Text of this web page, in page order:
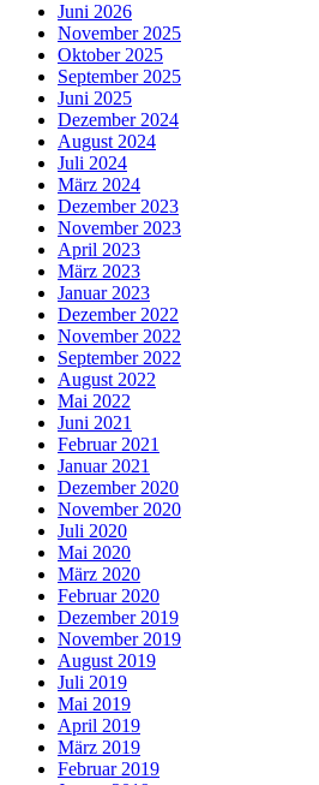
Juni 2026
November 2025
Oktober 2025
September 2025
Juni 2025
Dezember 2024
August 2024
Juli 2024
März 2024
Dezember 2023
November 2023
April 2023
März 2023
Januar 2023
Dezember 2022
November 2022
September 2022
August 2022
Mai 2022
Juni 2021
Februar 2021
Januar 2021
Dezember 2020
November 2020
Juli 2020
Mai 2020
März 2020
Februar 2020
Dezember 2019
November 2019
August 2019
Juli 2019
Mai 2019
April 2019
März 2019
Februar 2019